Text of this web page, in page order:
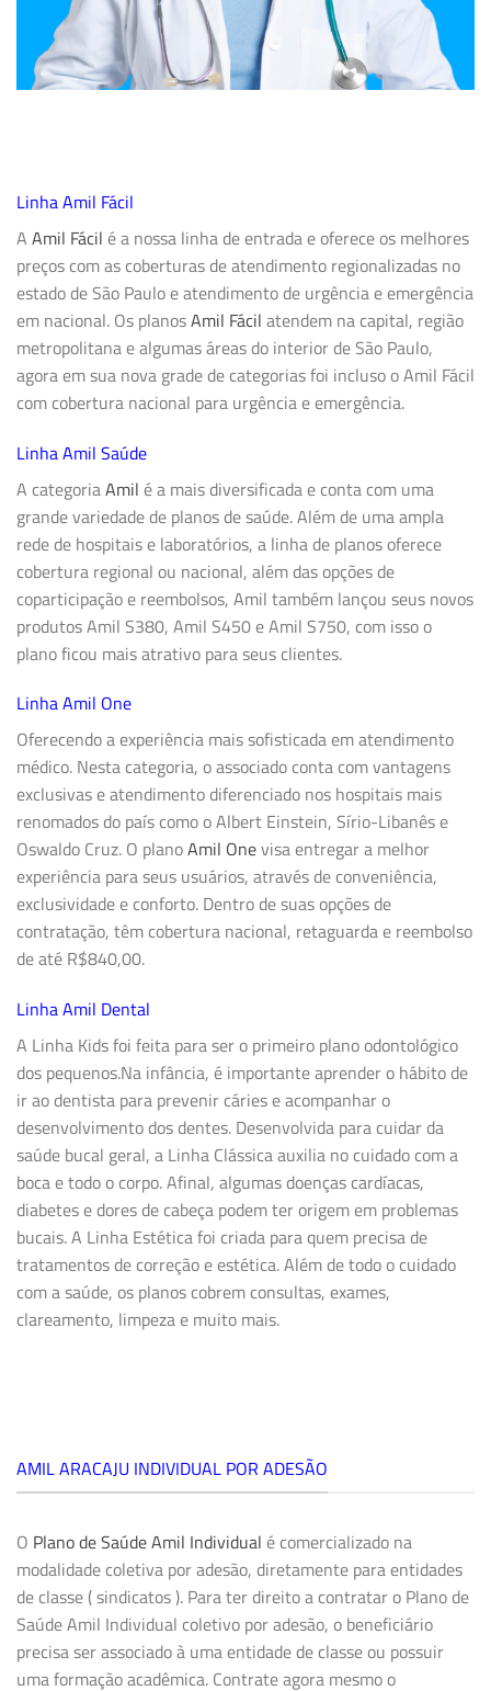
Linha Amil Fácil
A Amil Fácil é a nossa linha de entrada e oferece os melhores
preços com as coberturas de atendimento regionalizadas no
estado de São Paulo e atendimento de urgência e emergência
em nacional. Os planosAmil Fácil atendem na capital, região
metropolitana e algumas áreas do interior de São Paulo,
agora em sua nova grade de categorias foi incluso o Amil Fácil
com cobertura nacional para urgência e emergência.
Linha Amil Saúde
A categoriaAmil é a mais diversificada e conta com uma
grande variedade de planos de saúde. Além de uma ampla
rede de hospitais e laboratórios, a linha de planos oferece
cobertura regional ou nacional, além das opções de
coparticipação e reembolsos, Amil também lançou seus novos
produtos Amil S380, Amil S450 e Amil S750, com isso o
plano ficou mais atrativo para seus clientes.
Linha Amil One
Oferecendo a experiência mais sofisticada em atendimento
médico. Nesta categoria, o associado conta com vantagens
exclusivas e atendimento diferenciado nos hospitais mais
renomados do país como o Albert Einstein, Sírio-Libanês e
Oswaldo Cruz. O planoAmil Onevisa entregar a melhor
experiência para seus usuários, através de conveniência,
exclusividade e conforto. Dentro de suas opções de
contratação, têm cobertura nacional, retaguarda e reembolso
de até R$840,00.
Linha Amil Dental
A Linha Kidsfoi feita para ser o primeiro plano odontológico
dos pequenos.Na infância, é importante aprender o hábito de
ir ao dentista para prevenir cáries e acompanhar o
desenvolvimento dos dentes. Desenvolvida para cuidar da
saúde bucal geral, a Linha Clássicaauxilia no cuidado com a
boca e todo o corpo. Afinal, algumas doenças cardíacas,
diabetes e dores de cabeça podem ter origem em problemas
bucais. A Linha Estéticafoi criada para quem precisa de
tratamentos de correção e estética. Além de todo o cuidado
com a saúde, os planos cobrem consultas, exames,
clareamento, limpeza e muito mais.
AMIL ARACAJU INDIVIDUAL POR ADESÃO
O Plano de Saúde Amil Individual é comercializado na
modalidade coletiva por adesão, diretamente para entidades
de classe ( sindicatos ). Para ter direito a contratar o Plano de
Saúde Amil Individual coletivo por adesão, o beneficiário
precisa ser associado à uma entidade de classe ou possuir
uma formação acadêmica. Contrate agora mesmo o